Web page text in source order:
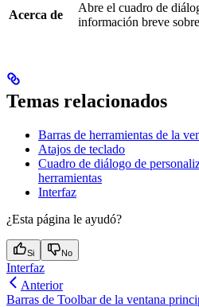
Acerca de
Abre el cuadro de
información breve
Temas relacionados
Barras de herramientas de la
Atajos de teclado
Cuadro de diálogo de
herramientas
Interfaz
¿Esta página le ayudó?
Si No
Interfaz
Anterior
Barras de Toolbar de la ventana